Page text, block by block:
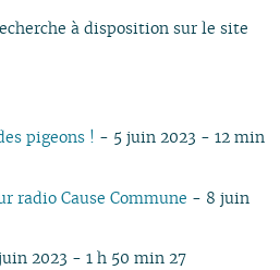
à disposition sur le site
pigeons ! - 5 juin 2023 - 12 min
radio Cause Commune - 8 juin
2023 - 1 h 50 min 27